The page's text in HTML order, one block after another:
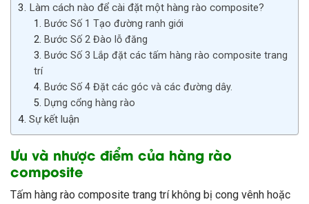
Làm cách nào để cài đặt một hàng rào composite?
Bước Số 1 Tạo đường ranh giới
Bước Số 2 Đào lỗ đăng
Bước Số 3 Lắp đặt các tấm hàng rào composite trang
trí
Bước Số 4 Đặt các góc và các đường dây.
Dựng cổng hàng rào
Sự kết luận
Ưu và nhược điểm của hàng rào
composite
Tấm hàng rào composite trang trí không bị cong vênh hoặc